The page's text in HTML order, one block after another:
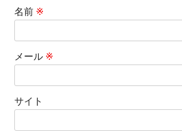
名前 ※
メール ※
サイト